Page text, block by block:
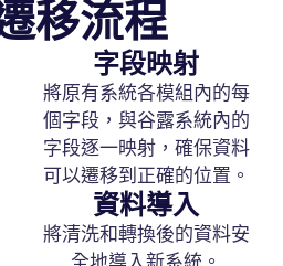
字段映射
將原有系統各模組內的每
個字段，與谷露系統內的
字段逐一映射，確保資料
可以遷移到正確的位置。
資料導入
將清洗和轉換後的資料安
全地導入新系統。
移流程